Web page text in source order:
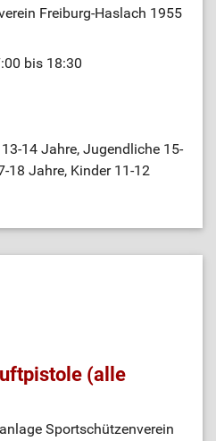
Freiburg-Haslach 1955
bis 18:30
14 Jahre, Jugendliche 15-
18 Jahre, Kinder 11-12
(alle
Sportschützenverein